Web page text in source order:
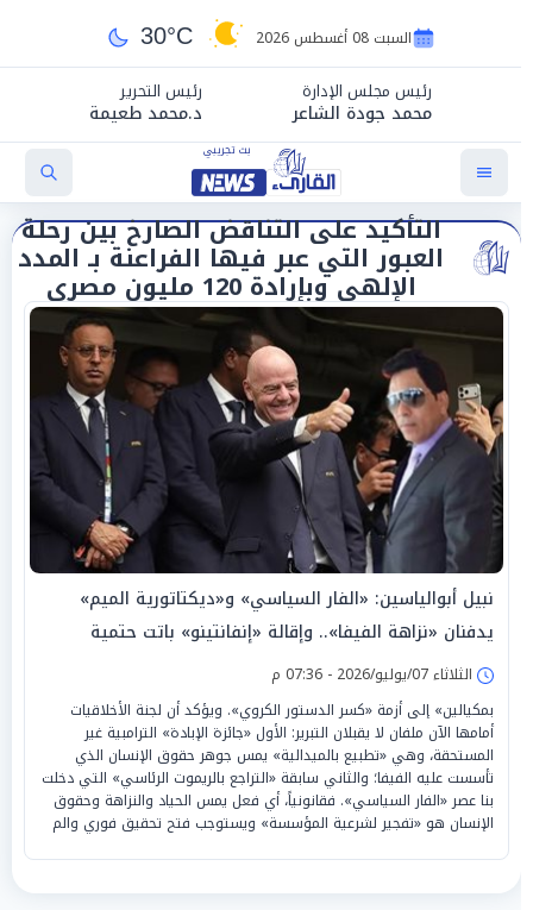
السبت 08 أغسطس 2026 30°C
رئيس مجلس الإدارة
محمد جودة الشاعر
رئيس التحرير
د.محمد طعيمة
التأكيد على التناقض الصارخ بين رحلة
العبور التي عبر فيها الفراعنة بـ المدد
الإلهي وبإرادة 120 مليون مصري
نبيل أبوالياسين: «الفار السياسي» و«ديكتاتورية الميم»
يدفنان «نزاهة الفيفا».. وإقالة «إنفانتينو» باتت حتمية
الثلاثاء 07/يوليو/2026 - 07:36 م
بمكيالين» إلى أزمة «كسر الدستور الكروي». ويؤكد أن لجنة الأخلاقيات
أمامها الآن ملفان لا يقبلان التبرير: الأول «جائزة الإبادة» الترامبية غير
المستحقة، وهي «تطبيع بالميدالية» يمس جوهر حقوق الإنسان الذي
تأسست عليه الفيفا؛ والثاني سابقة «التراجع بالريموت الرئاسي» التي دخلت
بنا عصر «الفار السياسي». فقانونياً، أي فعل يمس الحياد والنزاهة وحقوق
الإنسان هو «تفجير لشرعية المؤسسة» ويستوجب فتح تحقيق فوري والم